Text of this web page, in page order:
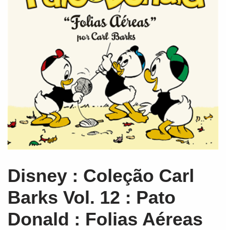
Disney : Coleção Carl
Barks Vol. 12 : Pato
Donald : Folias Aéreas